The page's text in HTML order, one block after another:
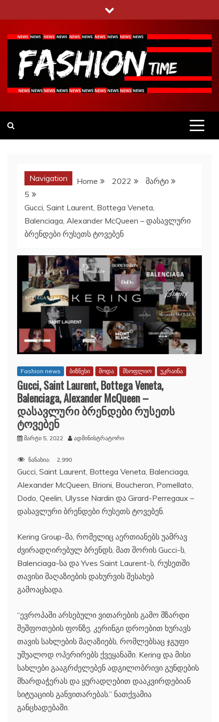
to
content
Navigation Home 2022
მარტი
5
Gucci, Saint Laurent, Bottega Veneta,
Balenciaga, Alexander McQueen – დასავლური
ბრენდები რუსეთს ტოვებენ
Fashion news ბიზნესი მოდა მსოფლიო უკრაინა
Gucci, Saint Laurent, Bottega Veneta,
Balenciaga, Alexander McQueen –
დასავლური ბრენდები რუსეთს
ტოვებენ
მარტი 5, 2022 ადმინისტრატორი
ნანახია: 2,990
Gucci, Saint Laurent, Bottega Veneta, Balenciaga,
Alexander McQueen, Brioni, Boucheron, Pomellato,
Dodo, Qeelin, Ulysse Nardin და Girard-Perregaux –
დასავლური ბრენდები რუსეთს ტოვებენ.
Kering Group-მა, რომელიც აერთიანებს უამრავ
ძვირადღირებულ ბრენდს, მათ შორის Gucci-ს,
Balenciaga-სა და Yves Saint Laurent-ს, რუსეთში
თავისი მაღაზიების დახურვის შესახებ
გამოაცხადა.
“ევროპაში არსებული ვითარების გამო მზარდი
შეშფოთების ფონზე, კერინგი დროებით ხურავს
თავის სახლების მაღაზიებს, რომლებსაც ჯგუფი
უშუალოდ ოპერირებს ქვეყანაში. Kering და მისი
სახლები გააგრძელებენ ადგილობრივი გუნდების
მხარდაჭერას და ყურადღებით დააკვირდებიან
სიტუაციის განვითარებას.” ნათქვამია
განცხადებაში.